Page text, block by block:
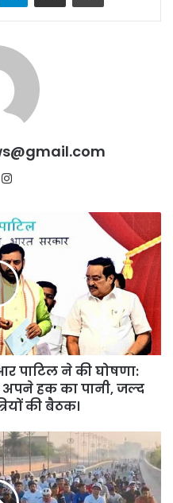
Website
पाटिल ने की घोषणा:
हक का पानी, जल्द
की बैठक।